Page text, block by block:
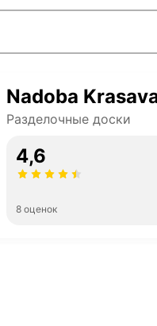
Nadoba
Разделочные доски
4,6
8 оценок